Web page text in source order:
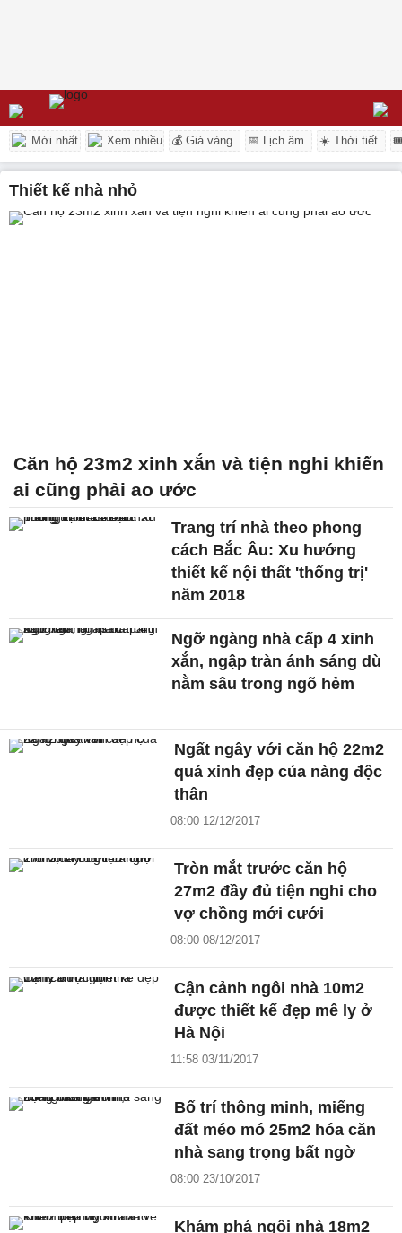
Mới nhất Xem nhiều 💰 Giá vàng 📅 Lịch âm ☀️ Thời tiết
thiết kế nhà nhỏ
Căn hộ 23m2 xinh xắn và tiện nghi khiến
ai cũng phải ao ước
Trang trí nhà theo phong
cách Bắc Âu: Xu hướng
thiết kế nội thất 'thống trị'
năm 2018
Ngỡ ngàng nhà cấp 4 xinh
xắn, ngập tràn ánh sáng dù
nằm sâu trong ngõ hẻm
Ngất ngây với căn hộ 22m2
quá xinh đẹp của nàng độc
thân
08:00 12/12/2017
Tròn mắt trước căn hộ
27m2 đầy đủ tiện nghi cho
vợ chồng mới cưới
08:00 08/12/2017
Cận cảnh ngôi nhà 10m2
được thiết kế đẹp mê ly ở
Hà Nội
11:58 03/11/2017
Bố trí thông minh, miếng
đất méo mó 25m2 hóa căn
nhà sang trọng bất ngờ
08:00 23/10/2017
Khám phá ngôi nhà 18m2